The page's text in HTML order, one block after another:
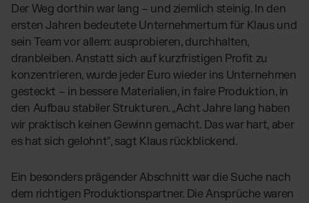
Der Weg dorthin war lang – und ziemlich steinig. In den
ersten Jahren bedeutete Unternehmertum für Klaus und
sein Team vor allem: ausprobieren, durchhalten,
dranbleiben. Anstatt sich auf kurzfristigen Profit zu
konzentrieren, wurde jeder Euro wieder ins Unternehmen
gesteckt – in bessere Materialien, in faire Produktion, in
den Aufbau stabiler Strukturen. „Acht Jahre lang haben
wir praktisch keinen Gewinn gemacht. Das war hart, aber
es hat sich gelohnt", sagt Klaus rückblickend.
Ein besonders prägender Abschnitt war die Suche nach
dem richtigen Produktionspartner. Die Ansprüche waren